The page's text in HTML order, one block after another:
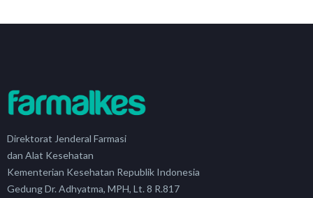
Direktorat Jenderal Farmasi
dan Alat Kesehatan
Kementerian Kesehatan Republik Indonesia
Gedung Dr. Adhyatma, MPH, Lt. 8 R.817